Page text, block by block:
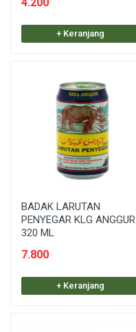
+ Keranjang
BADAK LARUTAN
PENYEGAR KLG ANGGUR
320 ML
7.800
+ Keranjang